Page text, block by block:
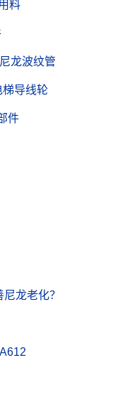
料
龙波纹管
梯导线轮
件
龙老化？